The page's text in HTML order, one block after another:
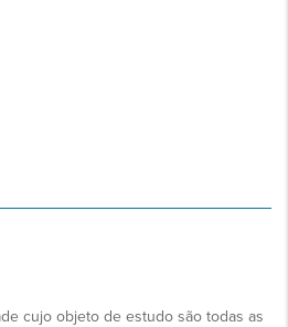
cujo objeto de estudo são todas as